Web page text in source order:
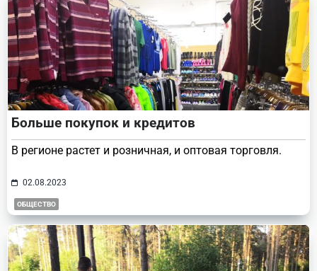
Больше покупок и кредитов
В регионе растет и розничная, и оптовая торговля.
02.08.2023
ОБЩЕСТВО